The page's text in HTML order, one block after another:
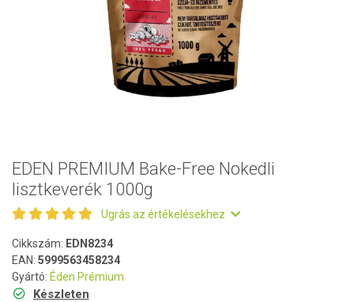
EDEN PREMIUM Bake-Free Nokedli
lisztkeverék 1000g
Ugrás az értékelésekhez
Cikkszám: EDN8234
EAN: 5999563458234
Gyártó: Éden Prémium
Készleten